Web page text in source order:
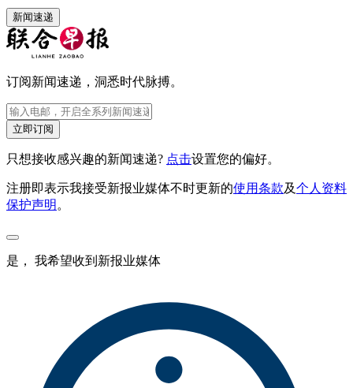
新闻速递
订阅新闻速递，洞悉时代脉搏。
立即订阅
只想接收感兴趣的新闻速递? 点击设置您的偏好。
注册即表示我接受新报业媒体不时更新的使用条款及个人资料
保护声明。
是， 我希望收到新报业媒体